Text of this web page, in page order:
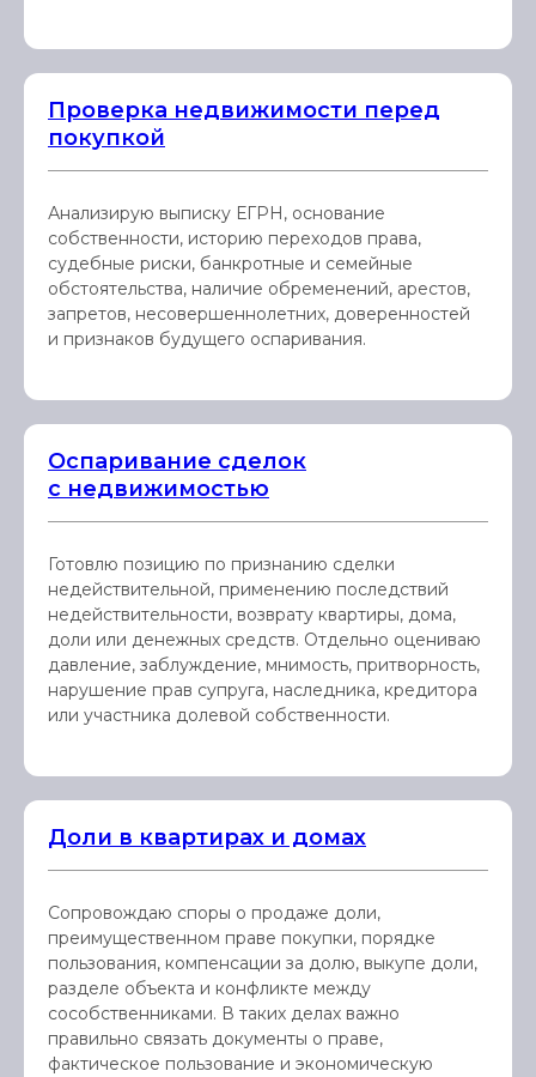
Проверка недвижимости перед
покупкой
Анализирую выписку ЕГРН, основание
собственности, историю переходов права,
судебные риски, банкротные и семейные
обстоятельства, наличие обременений, арестов,
запретов, несовершеннолетних, доверенностей
и признаков будущего оспаривания.
Оспаривание сделок
с недвижимостью
Готовлю позицию по признанию сделки
недействительной, применению последствий
недействительности, возврату квартиры, дома,
доли или денежных средств. Отдельно оцениваю
давление, заблуждение, мнимость, притворность,
нарушение прав супруга, наследника, кредитора
или участника долевой собственности.
Доли в квартирах и домах
Сопровождаю споры о продаже доли,
преимущественном праве покупки, порядке
пользования, компенсации за долю, выкупе доли,
разделе объекта и конфликте между
сособственниками. В таких делах важно
правильно связать документы о праве,
фактическое пользование и экономическую